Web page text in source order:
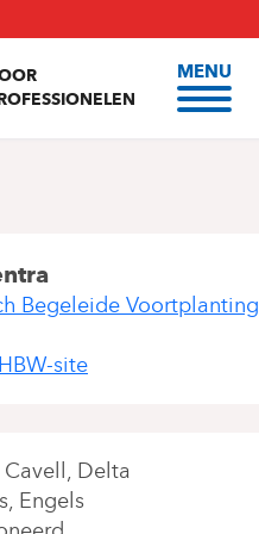
MENU
Begeleide Voortplanting
site
Cavell
Delta
Engels